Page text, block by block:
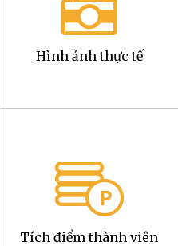
Hình ảnh thực tế
Tích điểm thành viên